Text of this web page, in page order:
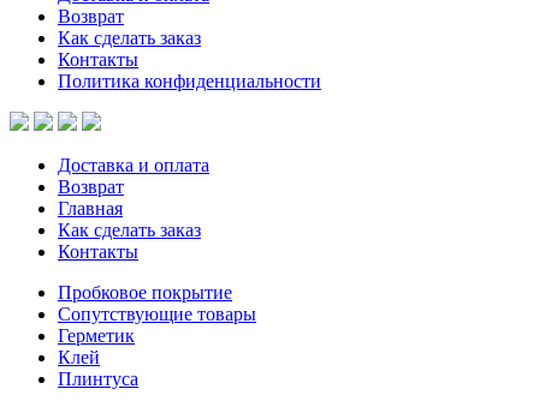
Возврат
Как сделать заказ
Контакты
Политика конфиденциальности
Доставка и оплата
Возврат
Главная
Как сделать заказ
Контакты
Пробковое покрытие
Сопутствующие товары
Герметик
Клей
Плинтуса